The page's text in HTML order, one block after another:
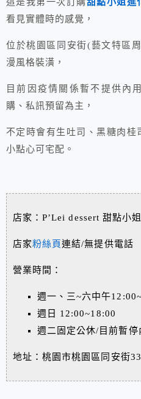
這是我第一次訂購甜點小姐進
看見實體時的感覺，
位於桃園區同安街(藝文特區
漫風格裝潢，
目前因疫情關係暫不提供內
購、私訊預留為主，
不定時會有生吐司、黑糖肉
小點心可宅配。
店家：P’Lei dessert 甜點小
店家粉絲頁連結/無提供電話
營業時間：
週一、三~六中午
週日 12:00~18:00
週二固定公休/目前暫停
地址：桃園市桃園區同安街